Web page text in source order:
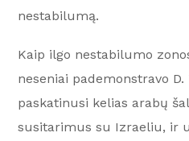
nestabilumą.
Kaip ilgo nestabilumo
neseniai pademonstravo
paskatinusi kelias arabų
susitarimus su Izraeliu, ir